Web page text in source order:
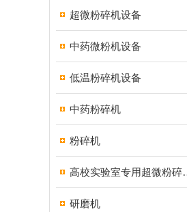
超微粉碎机设备
中药微粉机设备
低温粉碎机设备
中药粉碎机
粉碎机
高校实
研磨机